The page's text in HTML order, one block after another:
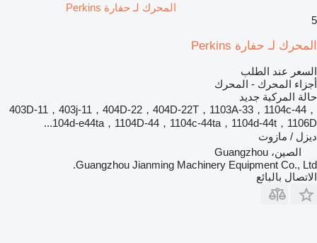
المحرك لـ حفارة Perkins
5
المحرك لـ حفارة Perkins
السعر عند الطلب
أجزاء المحرك - المحرك
حالة المركبة جديد
403D-11，403j-11，404D‑22，404D‑22T，1103A-33，1104c-44，
104d-e44ta，1104D-44，1104c-44ta，1104d-44t，1106D...
ديزل / مازوت
الصين، Guangzhou
Guangzhou Jianming Machinery Equipment Co., Ltd.
الاتصال بالبائع